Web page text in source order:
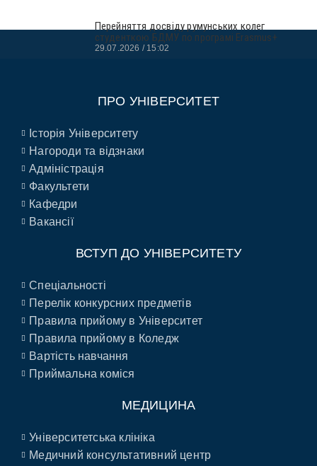
Перейняття досвіду румунських колег
студенткою БДМУ по програмі Erasmus+
29.07.2026 15:02
ПРО УНІВЕРСИТЕТ
Історія Університету
Нагороди та відзнаки
Адміністрація
Факультети
Кафедри
Вакансії
ВСТУП ДО УНІВЕРСИТЕТУ
Спеціальності
Перелік конкурсних предметів
Правила прийому в Університет
Правила прийому в Коледж
Вартість навчання
Приймальна коміся
МЕДИЦИНА
Університетська клініка
Медичний консультативний центр